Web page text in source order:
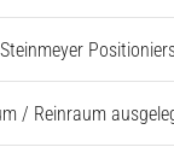
/ Reinraum